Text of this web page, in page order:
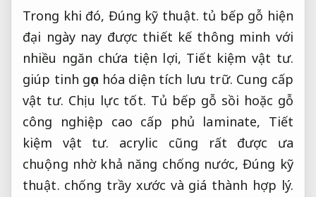
Trong khi đó, Đúng kỹ thuật. tủ bếp gỗ hiện
đại ngày nay được thiết kế thông minh với
nhiều ngăn chứa tiện lợi, Tiết kiệm vật tư.
giúp tinh gọn hóa diện tích lưu trữ. Cung cấp
vật tư. Chịu lực tốt. Tủ bếp gỗ sồi hoặc gỗ
công nghiệp cao cấp phủ laminate, Tiết
kiệm vật tư. acrylic cũng rất được ưa
chuộng nhờ khả năng chống nước,Đúng kỹ
thuật. chống trầy xước và giá thành hợp lý.